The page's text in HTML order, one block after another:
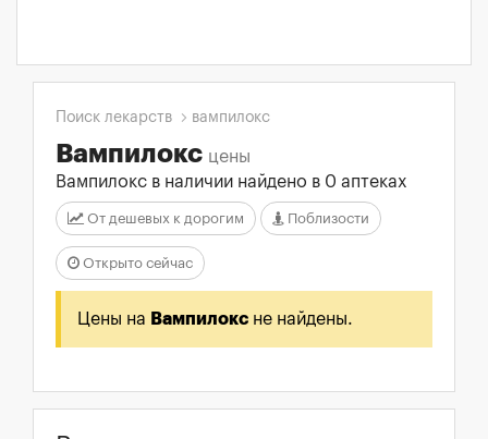
Поиск лекарств вампилокс
Вампилокс цены
Вампилокс в наличии найдено в 0 аптеках
От дешевых к дорогим Поблизости
Открыто сейчас
Цены на Вампилокс не найдены.